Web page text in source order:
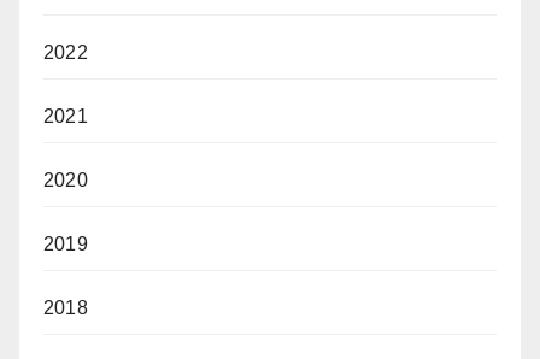
2022
2021
2020
2019
2018